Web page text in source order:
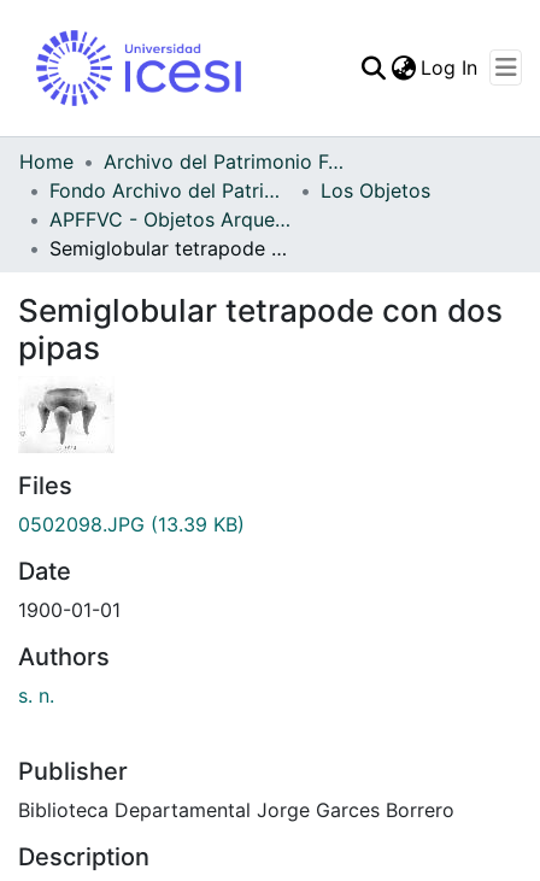
Statistics
Log In
Home
Archivo del Patrimonio Fotográfico y Fílmico del Valle del Cauca
Fondo Archivo del Patrimonio Fotográfico y Fílmico del Valle del Cauca
Los Objetos
APFFVC - Objetos Arqueológico - Patrimonial
Semiglobular tetrapode con dos pipas
Semiglobular tetrapode con dos
pipas
Files
0502098.JPG (13.39 KB)
Date
1900-01-01
Authors
s. n.
Publisher
Biblioteca Departamental Jorge Garces Borrero
Description